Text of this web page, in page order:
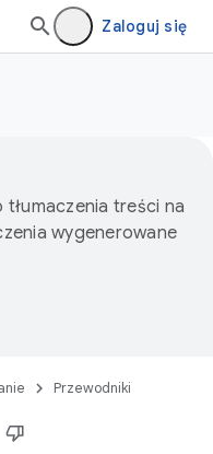
Zaloguj się
treści na
wygenerowane
Przewodniki